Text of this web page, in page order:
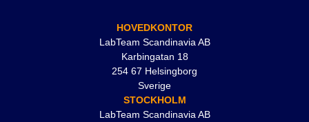
HOVEDKONTOR
LabTeam Scandinavia AB
Karbingatan 18
254 67 Helsingborg
Sverige
STOCKHOLM
LabTeam Scandinavia AB